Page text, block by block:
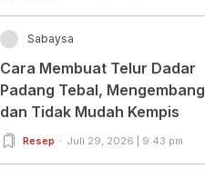
Sabaysa
Cara Membuat Telur Dadar
Padang Tebal, Mengembang
dan Tidak Mudah Kempis
Resep Juli 29, 2026 | 9:43 pm